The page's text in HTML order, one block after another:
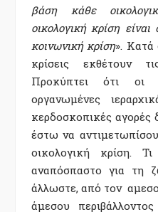
βάση κάθε
οικολογική κρίση
κοινωνική κρίση». Κατά
κρίσεις εκθέτουν
Προκύπτει ότι οι
οργανωμένες
κερδοσκοπικές
έστω να
οικολογική κρίση.
αναπόσπαστο για τη
άλλωστε, από τον
άμεσου